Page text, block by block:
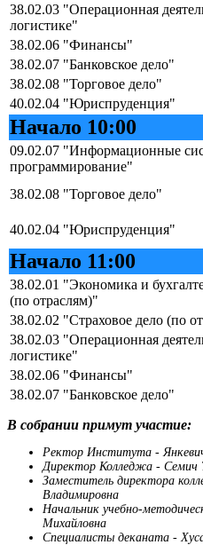
38.02.03 "Операционная
логистике"
38.02.06 "Финансы"
38.02.07 "Банковское дело"
38.02.08 "Торговое дело"
40.02.04 "Юриспруденция"
Начало 10:00
09.02.07 "Информационные
программирование"
38.02.08 "Торговое дело"
40.02.04 "Юриспруденция"
Начало 11:00
38.02.01 "Экономика и
(по отраслям)"
38.02.02 "Страховое дело (по
38.02.03 "Операционная
логистике"
38.02.06 "Финансы"
38.02.07 "Банковское дело"
В собрании примут участие:
Ректор Института -
Директор Колледжа - Семич
Заместитель директора
Владимировна
Начальник учебно-
Михайловна
Специалисты деканата -